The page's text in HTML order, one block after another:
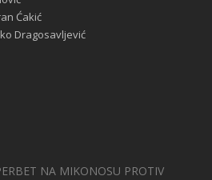
Ćakić
Dragosavljević
NA MIKONOSU PROTIV